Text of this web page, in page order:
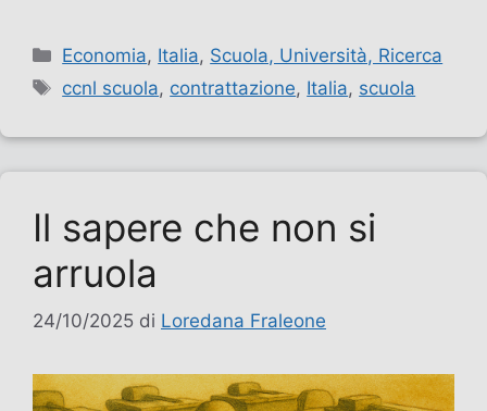
Categorie
Economia, Italia, Scuola, Università, Ricerca
Tag
ccnl scuola, contrattazione, Italia, scuola
Il sapere che non si
arruola
24/10/2025 di Loredana Fraleone